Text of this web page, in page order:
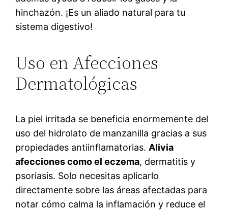
hinchazón. ¡Es un aliado natural para tu
sistema digestivo!
Uso en Afecciones
Dermatológicas
La piel irritada se beneficia enormemente del
uso del hidrolato de manzanilla gracias a sus
propiedades antiinflamatorias. Alivia
afecciones como el eczema, dermatitis y
psoriasis. Solo necesitas aplicarlo
directamente sobre las áreas afectadas para
notar cómo calma la inflamación y reduce el